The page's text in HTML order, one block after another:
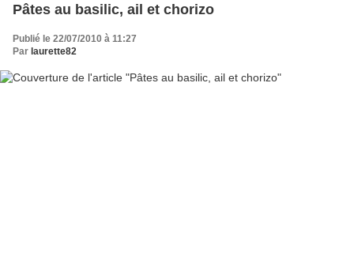
Pâtes au basilic, ail et chorizo
Publié le 22/07/2010 à 11:27
Par laurette82